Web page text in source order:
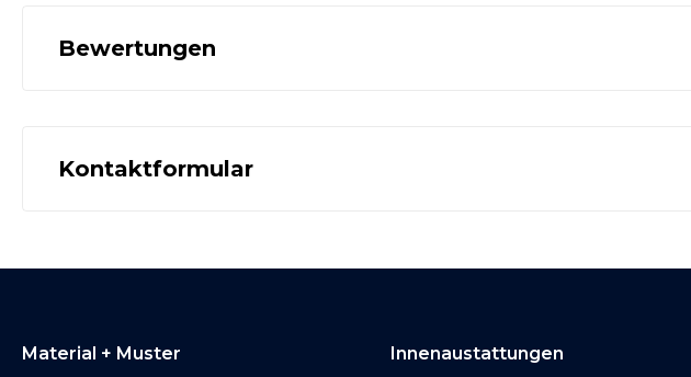
Bewertungen
Kontaktformular
Material + Muster
Innenaustattungen